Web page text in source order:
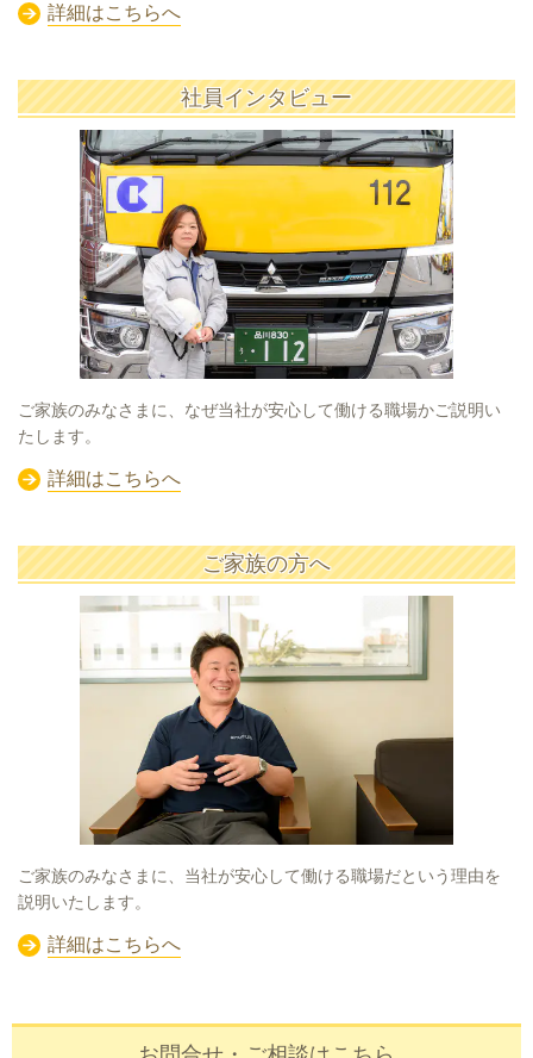
詳細はこちらへ
社員インタビュー
ご家族のみなさまに、なぜ当社が安心して働ける職場かご説明い
たします。
詳細はこちらへ
ご家族の方へ
ご家族のみなさまに、当社が安心して働ける職場だという理由を
説明いたします。
詳細はこちらへ